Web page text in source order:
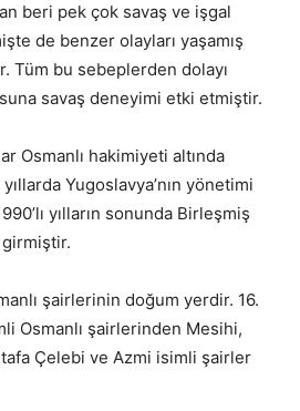
beri pek çok savaş ve işgal
de benzer olayları yaşamış
Tüm bu sebeplerden dolayı
savaş deneyimi etki etmiştir.
Osmanlı hakimiyeti altında
Yugoslavya’nın yönetimi
yılların sonunda Birleşmiş
şairlerinin doğum yerdir. 16.
Osmanlı şairlerinden Mesihi,
Çelebi ve Azmi isimli şairler